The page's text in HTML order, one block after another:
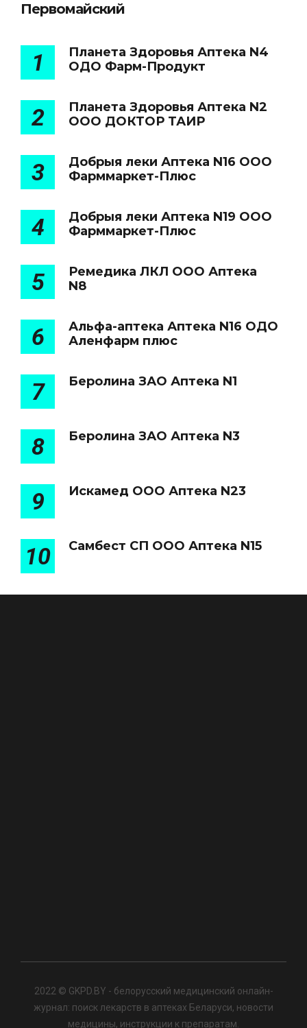
Первомайский
1
Планета Здоровья Аптека N4
ОДО Фарм-Продукт
2
Планета Здоровья Аптека N2
ООО ДОКТОР ТАИР
3
Добрыя леки Аптека N16 ООО
Фарммаркет-Плюс
4
Добрыя леки Аптека N19 ООО
Фарммаркет-Плюс
5
Ремедика ЛКЛ ООО Аптека
N8
6
Альфа-аптека Аптека N16 ОДО
Аленфарм плюс
7 Беролина ЗАО Аптека N1
8 Беролина ЗАО Аптека N3
9 Искамед ООО Аптека N23
10 Самбест СП ООО Аптека N15
2022 © GKPD.BY - белорусский медицинский онлайн-
журнал: поиск лекарств в аптеках Беларуси, новости
медицины, инструкции к препаратам.